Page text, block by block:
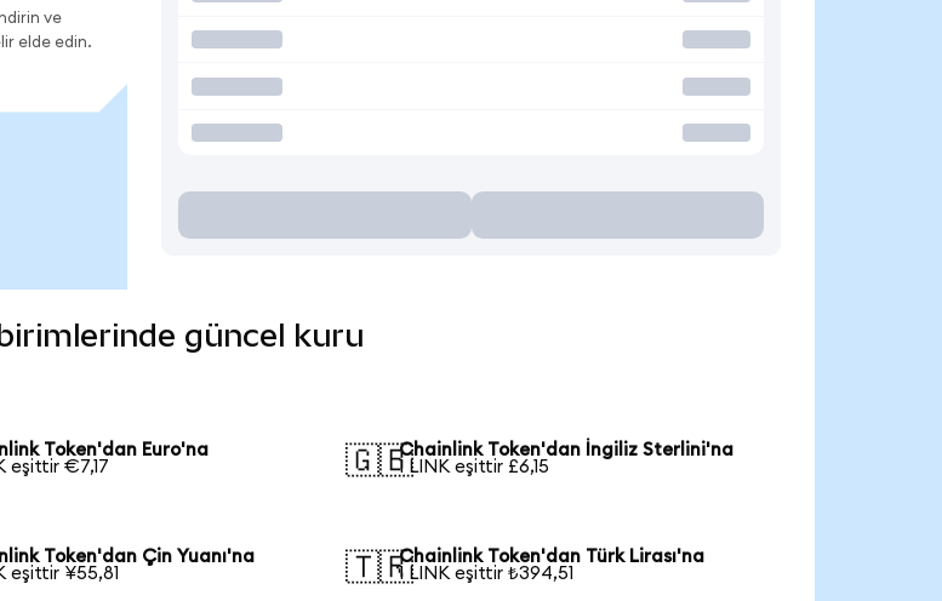
ve
elde edin.
güncel kuru
Token'dan Euro'na
eşittir €7,17
🇬🇧Chainlink Token'dan İngiliz Sterlini'na
1 LINK eşittir £6,15
Token'dan Çin Yuanı'na
eşittir ¥55,81
🇹🇷Chainlink Token'dan Türk Lirası'na
1 LINK eşittir ₺394,51